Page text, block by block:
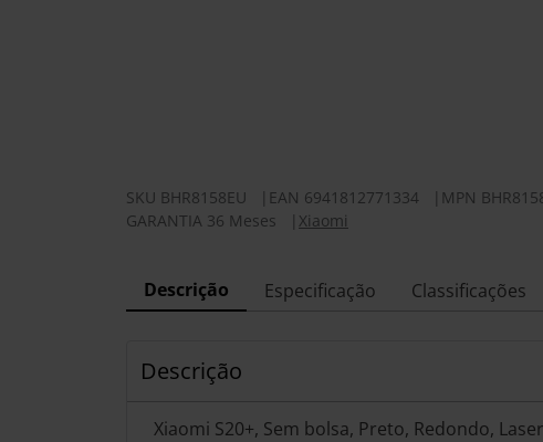
SKU BHR8158EU EAN 6941812771334 MPN
GARANTIA 36 Meses
Xiaomi
Descrição Especificação Classificações
Descrição
Xiaomi S20+, Sem bolsa, Preto, Redondo,